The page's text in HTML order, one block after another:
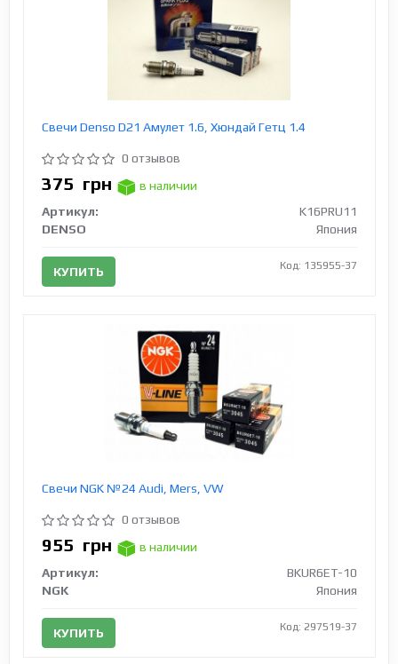
Свечи Denso D21 Амулет 1.6, Хюндай Гетц 1.4
0 отзывов
375 грн
в наличии
Артикул:
K16PRU11
DENSO
Япония
КУПИТЬ Код: 135955-37
Свечи NGK №24 Audi, Mers, VW
0 отзывов
955 грн
в наличии
Артикул:
BKUR6ET-10
NGK
Япония
КУПИТЬ Код: 297519-37